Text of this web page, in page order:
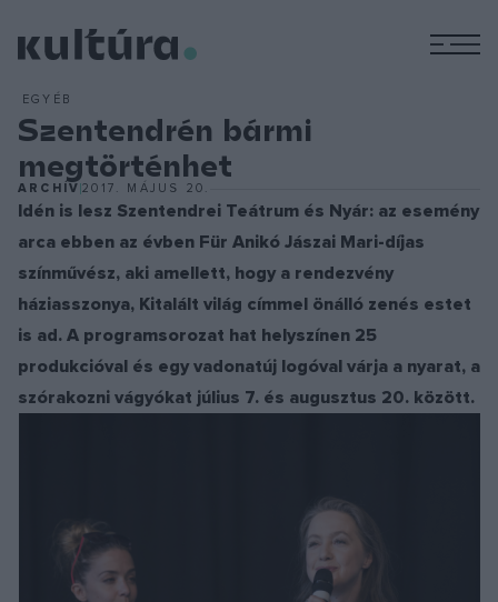
EGYÉB
Szentendrén bármi
megtörténhet
ARCHÍV2017. MÁJUS 20.
Idén is lesz Szentendrei Teátrum és Nyár: az esemény
arca ebben az évben Für Anikó Jászai Mari-díjas
színművész, aki amellett, hogy a rendezvény
háziasszonya, Kitalált világ címmel önálló zenés estet
is ad. A programsorozat hat helyszínen 25
produkcióval és egy vadonatúj logóval várja a nyarat, a
szórakozni vágyókat július 7. és augusztus 20. között.